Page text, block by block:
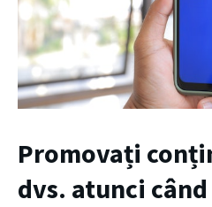
Promovați
dvs. atunci